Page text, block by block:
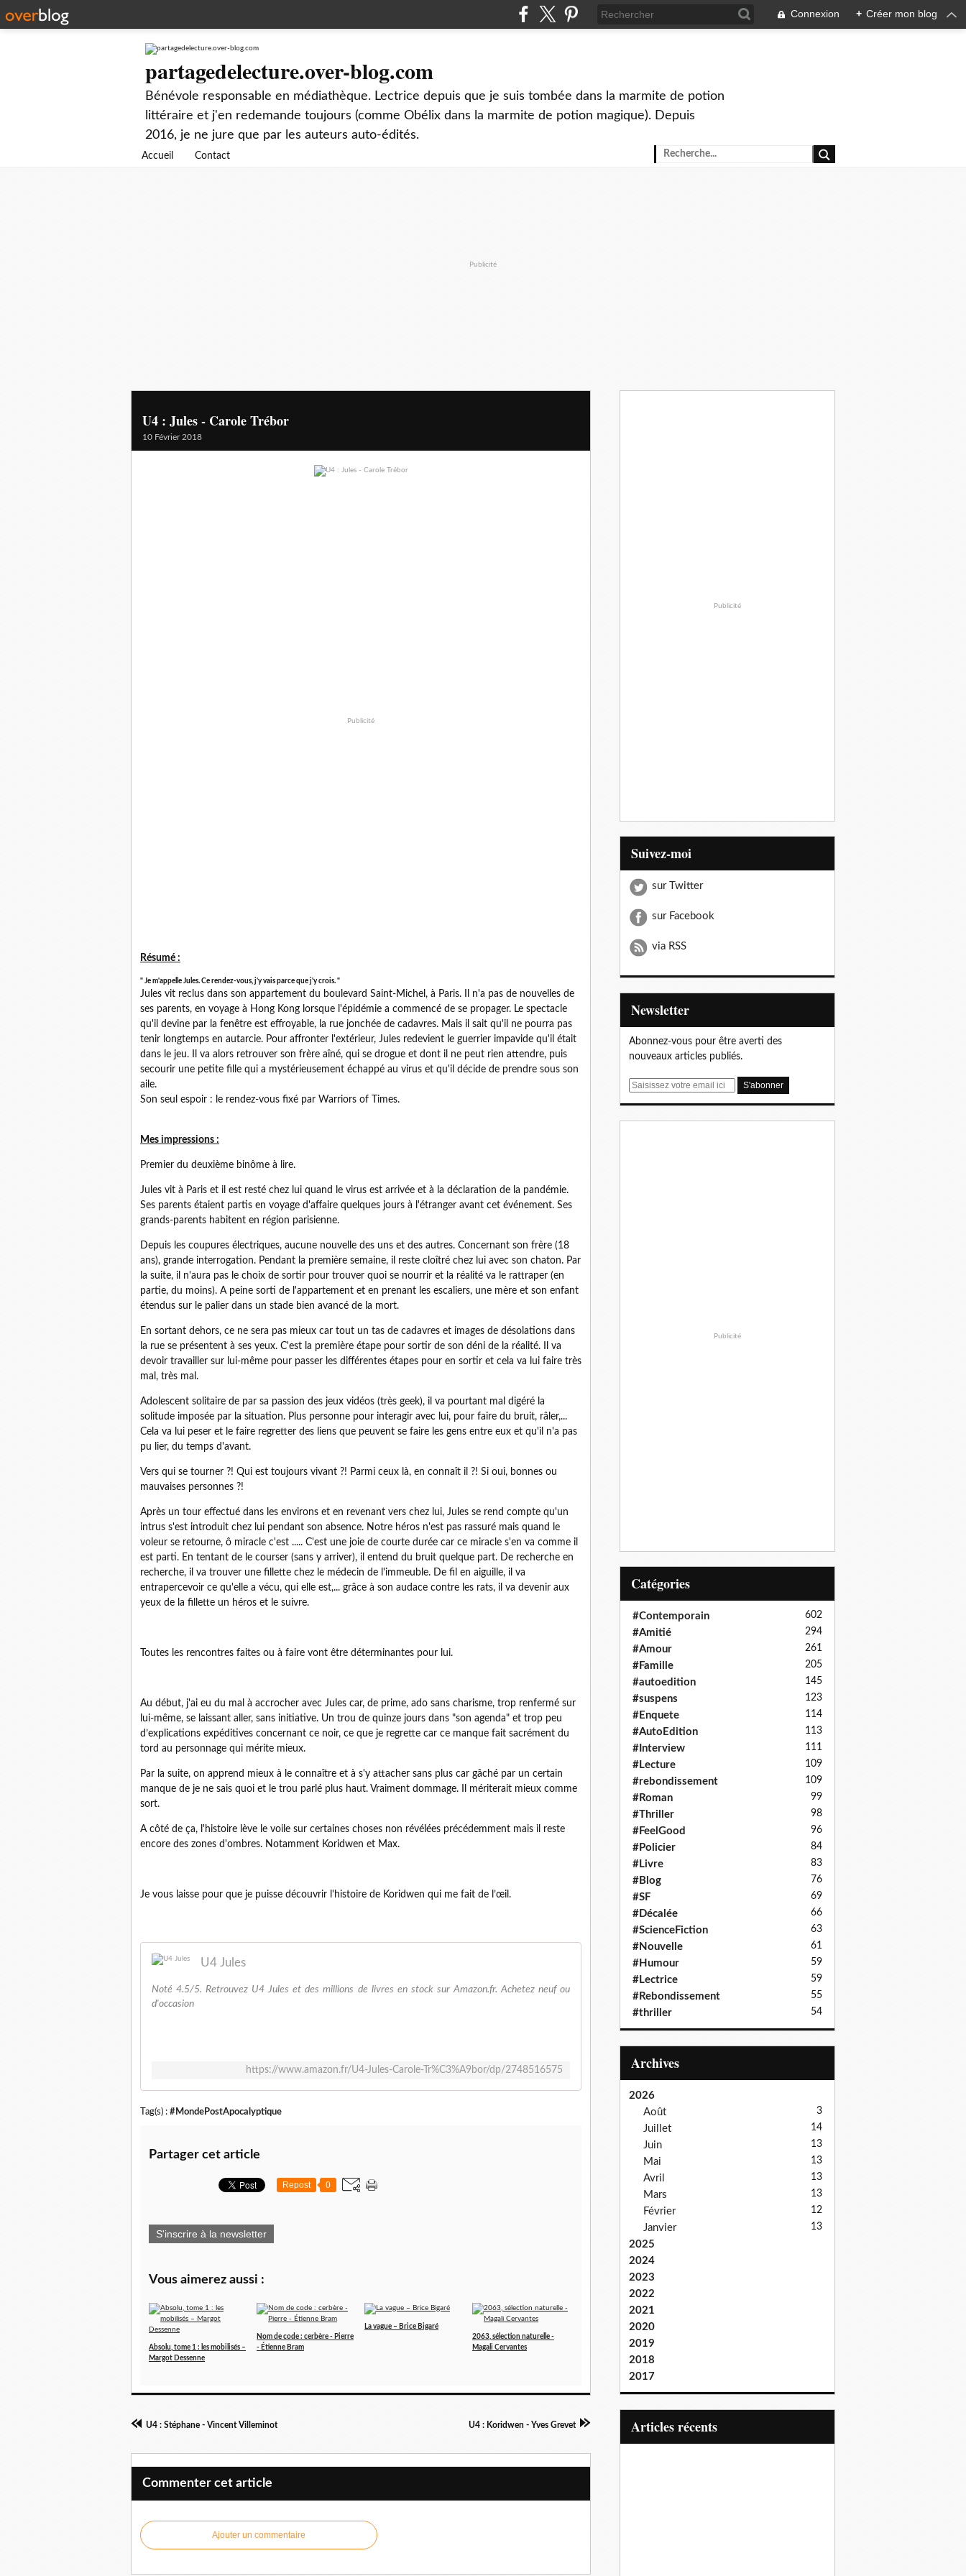
Connexion + Créer mon blog
partagedelecture.over-blog.com
Bénévole responsable en médiathèque. Lectrice depuis que je suis tombée dans la marmite de potion
littéraire et j'en redemande toujours (comme Obélix dans la marmite de potion magique). Depuis
2016, je ne jure que par les auteurs auto-édités.
Accueil Contact
Publicité
U4 : Jules - Carole Trébor
10 Février 2018
Publicité
Résumé :
" Je m'appelle Jules. Ce rendez-vous, j'y vais parce que j'y crois. "
Jules vit reclus dans son appartement du boulevard Saint-Michel, à Paris. Il n'a pas de nouvelles de
ses parents, en voyage à Hong Kong lorsque l'épidémie a commencé de se propager. Le spectacle
qu'il devine par la fenêtre est effroyable, la rue jonchée de cadavres. Mais il sait qu'il ne pourra pas
tenir longtemps en autarcie. Pour affronter l'extérieur, Jules redevient le guerrier impavide qu'il était
dans le jeu. Il va alors retrouver son frère aîné, qui se drogue et dont il ne peut rien attendre, puis
secourir une petite fille qui a mystérieusement échappé au virus et qu'il décide de prendre sous son
aile.
Son seul espoir : le rendez-vous fixé par Warriors of Times.
Mes impressions :
Premier du deuxième binôme à lire.
Jules vit à Paris et il est resté chez lui quand le virus est arrivée et à la déclaration de la pandémie.
Ses parents étaient partis en voyage d'affaire quelques jours à l'étranger avant cet événement. Ses
grands-parents habitent en région parisienne.
Depuis les coupures électriques, aucune nouvelle des uns et des autres. Concernant son frère (18
ans), grande interrogation. Pendant la première semaine, il reste cloîtré chez lui avec son chaton. Par
la suite, il n'aura pas le choix de sortir pour trouver quoi se nourrir et la réalité va le rattraper (en
partie, du moins). A peine sorti de l'appartement et en prenant les escaliers, une mère et son enfant
étendus sur le palier dans un stade bien avancé de la mort.
En sortant dehors, ce ne sera pas mieux car tout un tas de cadavres et images de désolations dans
la rue se présentent à ses yeux. C'est la première étape pour sortir de son déni de la réalité. Il va
devoir travailler sur lui-même pour passer les différentes étapes pour en sortir et cela va lui faire très
mal, très mal.
Adolescent solitaire de par sa passion des jeux vidéos (très geek), il va pourtant mal digéré la
solitude imposée par la situation. Plus personne pour interagir avec lui, pour faire du bruit, râler,...
Cela va lui peser et le faire regretter des liens que peuvent se faire les gens entre eux et qu'il n'a pas
pu lier, du temps d'avant.
Vers qui se tourner ?! Qui est toujours vivant ?! Parmi ceux là, en connaît il ?! Si oui, bonnes ou
mauvaises personnes ?!
Après un tour effectué dans les environs et en revenant vers chez lui, Jules se rend compte qu'un
intrus s'est introduit chez lui pendant son absence. Notre héros n'est pas rassuré mais quand le
voleur se retourne, ô miracle c'est ..... C'est une joie de courte durée car ce miracle s'en va comme il
est parti. En tentant de le courser (sans y arriver), il entend du bruit quelque part. De recherche en
recherche, il va trouver une fillette chez le médecin de l'immeuble. De fil en aiguille, il va
entrapercevoir ce qu'elle a vécu, qui elle est,... grâce à son audace contre les rats, il va devenir aux
yeux de la fillette un héros et le suivre.
Toutes les rencontres faites ou à faire vont être déterminantes pour lui.
Au début, j'ai eu du mal à accrocher avec Jules car, de prime, ado sans charisme, trop renfermé sur
lui-même, se laissant aller, sans initiative. Un trou de quinze jours dans "son agenda" et trop peu
d’explications expéditives concernant ce noir, ce que je regrette car ce manque fait sacrément du
tord au personnage qui mérite mieux.
Par la suite, on apprend mieux à le connaître et à s'y attacher sans plus car gâché par un certain
manque de je ne sais quoi et le trou parlé plus haut. Vraiment dommage. Il mériterait mieux comme
sort.
A côté de ça, l'histoire lève le voile sur certaines choses non révélées précédemment mais il reste
encore des zones d'ombres. Notamment Koridwen et Max.
Je vous laisse pour que je puisse découvrir l'histoire de Koridwen qui me fait de l’œil.
U4 Jules
Noté 4.5/5. Retrouvez U4 Jules et des millions de livres en stock sur Amazon.fr. Achetez neuf ou
d'occasion
https://www.amazon.fr/U4-Jules-Carole-Tr%C3%A9bor/dp/2748516575
Tag(s) : #MondePostApocalyptique
Partager cet article
Repost 0
S'inscrire à la newsletter
Vous aimerez aussi :
Absolu, tome 1 : les mobilisés –
Margot Dessenne
Nom de code : cerbère - Pierre
- Étienne Bram
La vague – Brice Bigaré
2063, sélection naturelle -
Magali Cervantes
U4 : Stéphane - Vincent Villeminot U4 : Koridwen - Yves Grevet
Commenter cet article
Ajouter un commentaire
Publicité
Suivez-moi
sur Twitter
sur Facebook
via RSS
Newsletter
Abonnez-vous pour être averti des
nouveaux articles publiés.
E
Publicité
Catégories
#Contemporain 602
#Amitié 294
#Amour 261
#Famille 205
#autoedition 145
#suspens 123
#Enquete 114
#AutoEdition 113
#Interview 111
#Lecture 109
#rebondissement 109
#Roman 99
#Thriller 98
#FeelGood 96
#Policier 84
#Livre 83
#Blog 76
#SF 69
#Décalée 66
#ScienceFiction 63
#Nouvelle 61
#Humour 59
#Lectrice 59
#Rebondissement 55
#thriller 54
Archives
2026
Août
3
Juillet 14
Juin 13
Mai 13
Avril 13
Mars 13
Février 12
Janvier 13
2025
2024
2023
2022
2021
2020
2019
2018
2017
articles récents